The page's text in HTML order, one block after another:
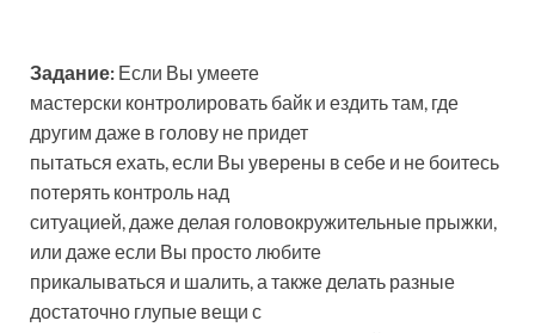
Задание: Если Вы умеете
мастерски контролировать байк и ездить там, где
другим даже в голову не придет
пытаться ехать, если Вы уверены в себе и не боитесь
потерять контроль над
ситуацией, даже делая головокружительные прыжки,
или даже если Вы просто любите
прикалываться и шалить, а также делать разные
достаточно глупые вещи с